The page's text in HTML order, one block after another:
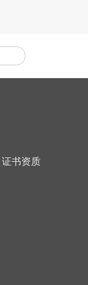
证书资质